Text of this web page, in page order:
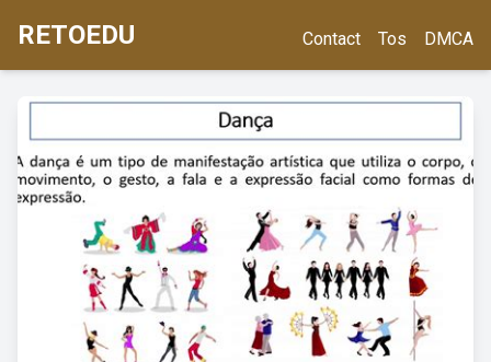
RETOEDU Contact Tos DMCA